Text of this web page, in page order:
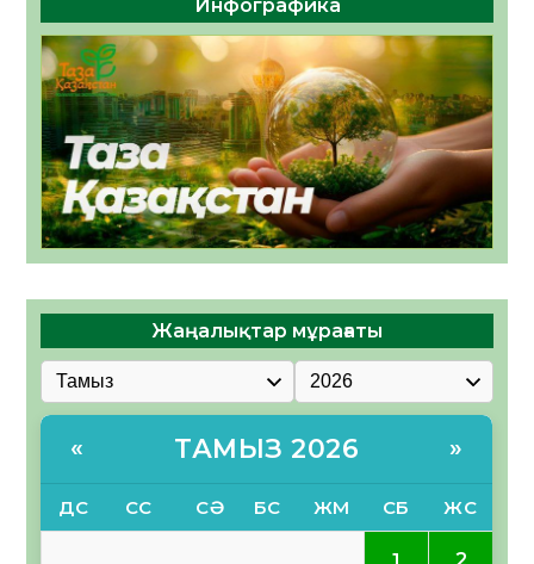
Инфографика
Жаңалықтар мұрағаты
« ТАМЫЗ 2026 »
ДС СС СӘ БС ЖМ СБ ЖС